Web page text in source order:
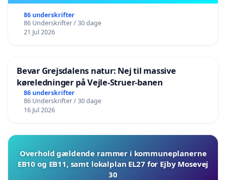
86 underskrifter
86 Underskrifter / 30 dage
21 Jul 2026
Bevar Grejsdalens natur: Nej til massive
køreledninger på Vejle-Struer-banen
86 underskrifter
86 Underskrifter / 30 dage
16 Jul 2026
Overhold gældende rammer i kommuneplanerne
EB10 og EB11, samt lokalplan EL27 for Ejby Mosevej
30